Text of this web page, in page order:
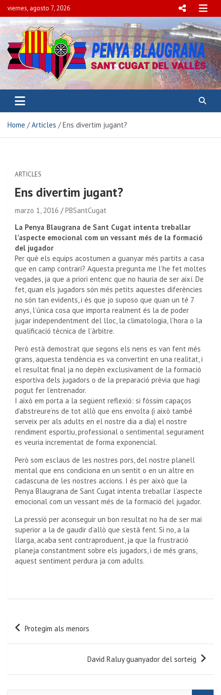
viernes, agosto 7, 2026
PENYA BLAUGRANA
SANT CUGAT DEL VALLÈS
Home Articles Ens divertim jugant?
ARTICLES
Ens divertim jugant?
marzo 1, 2016
PBSantCugat
La Penya Blaugrana de Sant Cugat intenta treballar
l’aspecte emocional com un vessant més de la formació
del jugador
Per què els equips acostumen a guanyar més partits a casa
que en camp contrari? Aquesta pregunta me l’he fet moltes
vegades, ja que a priori entenc que no hauria de ser així. De
fet, quan els jugadors són més petits aquestes diferències
no són tan evidents, i és que jo suposo que quan un té 7
anys, l’única cosa que importa realment és la de poder
jugar independentment del lloc, la climatologia, l’hora o la
qualificació tècnica de l’àrbitre.
Però està demostrat que segons els nens es van fent més
grans, aquesta tendència es va convertint en una realitat, i
el resultat final ja no depèn exclusivament de la formació
esportiva dels jugadors o de la preparació prèvia que hagi
pogut fer l’entrenador.
I això em porta a la següent reflexió: si fóssim capaços
d’abstreure’ns de tot allò que ens envolta (i això també
serveix per als adults en el nostre dia a dia) el nostre
rendiment esportiu, professional o sentimental segurament
es veuria incrementat de forma exponencial.
Però som esclaus de les nostres pors, del nostre planell
mental que ens condiciona en un sentit o en un altre en
cadascuna de les nostres accions. I és per això que la
Penya Blaugrana de Sant Cugat intenta treballar l’aspecte
emocional com un vessant més de la formació del jugador.
La pressió per aconseguir un bon resultat no ha de ser mai
superior a la de gaudir d’allò que s’està fent. Si no, a la
llarga, acaba sent contraproduent, ja que la frustració
planeja constantment sobre els jugadors, i de més grans,
aquest sentiment perdura ja com adults.
Protegim als menors
David Raluy guanyador del sorteig